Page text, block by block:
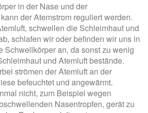
in der Nase und der
der Atemstrom reguliert werden.
schwellen die Schleimhaut und
schlafen wir oder befinden wir uns in
Schwellkörper an, da sonst zu wenig
und Atemluft bestände.
strömen der Atemluft an der
befeuchtet und angewärmt.
nicht, zum Beispiel wegen
Nasentropfen, gerät zu